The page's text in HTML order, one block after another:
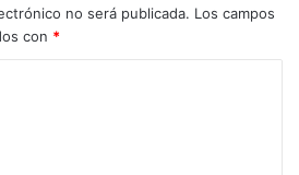
no será publicada. Los campos
con *